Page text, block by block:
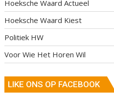
Hoeksche Waard Actueel
Hoeksche Waard Kiest
Politiek HW
Voor Wie Het Horen Wil
LIKE ONS OP FACEBOOK